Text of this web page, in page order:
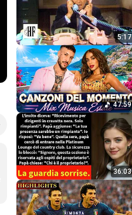
5:17
47:59
36:03